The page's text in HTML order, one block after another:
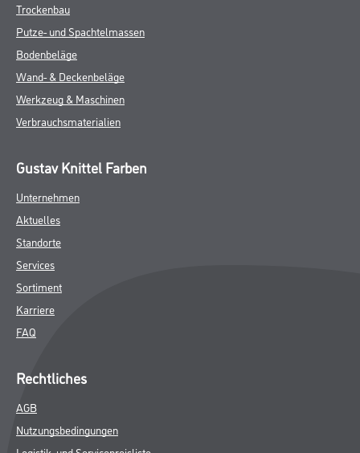
Trockenbau
Putze- und Spachtelmassen
Bodenbeläge
Wand- & Deckenbeläge
Werkzeug & Maschinen
Verbrauchsmaterialien
Gustav Knittel Farben
Unternehmen
Aktuelles
Standorte
Services
Sortiment
Karriere
FAQ
Rechtliches
AGB
Nutzungsbedingungen